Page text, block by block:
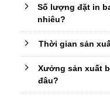
Số lượng đặt in
nhiêu?
Thời gian sản
Xưởng sản xuất
đâu?